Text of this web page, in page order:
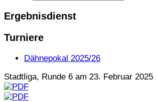
Ergebnisdienst
Turniere
Dähnepokal 2025/26
Stadtliga, Runde 6 am 23. Februar 2025